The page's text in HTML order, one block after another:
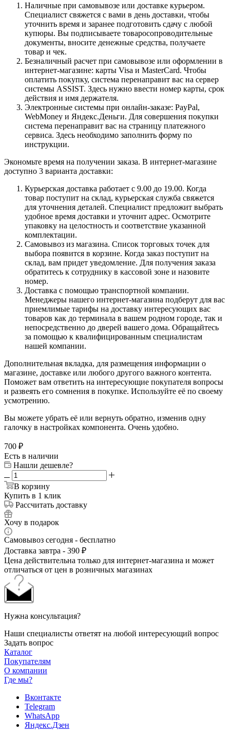
Наличные при самовывозе или доставке курьером.
Специалист свяжется с вами в день доставки, чтобы
уточнить время и заранее подготовить сдачу с любой
купюры. Вы подписываете товаросопроводительные
документы, вносите денежные средства, получаете
товар и чек.
Безналичный расчет при самовывозе или оформлении в
интернет-магазине: карты Visa и MasterCard. Чтобы
оплатить покупку, система перенаправит вас на сервер
системы ASSIST. Здесь нужно ввести номер карты, срок
действия и имя держателя.
Электронные системы при онлайн-заказе: PayPal,
WebMoney и Яндекс.Деньги. Для совершения покупки
система перенаправит вас на страницу платежного
сервиса. Здесь необходимо заполнить форму по
инструкции.
Экономьте время на получении заказа. В интернет-магазине
доступно 3 варианта доставки:
Курьерская доставка работает с 9.00 до 19.00. Когда
товар поступит на склад, курьерская служба свяжется
для уточнения деталей. Специалист предложит выбрать
удобное время доставки и уточнит адрес. Осмотрите
упаковку на целостность и соответствие указанной
комплектации.
Самовывоз из магазина. Список торговых точек для
выбора появится в корзине. Когда заказ поступит на
склад, вам придет уведомление. Для получения заказа
обратитесь к сотруднику в кассовой зоне и назовите
номер.
Доставка с помощью транспортной компании.
Менеджеры нашего интернет-магазина подберут для вас
приемлимые тарифы на доставку интересующих вас
товаров как до терминала в вашем родном городе, так и
непосредственно до дверей вашего дома. Обращайтесь
за помощью к квалифицированным специалистам
нашей компании.
Дополнительная вкладка, для размещения информации о
магазине, доставке или любого другого важного контента.
Поможет вам ответить на интересующие покупателя вопросы
и развеять его сомнения в покупке. Используйте её по своему
усмотрению.
Вы можете убрать её или вернуть обратно, изменив одну
галочку в настройках компонента. Очень удобно.
700 ₽
Есть в наличии
Нашли дешевле?
В корзину
Купить в 1 клик
Рассчитать доставку
Хочу в подарок
Самовывоз сегодня - бесплатно
Доставка завтра - 390 ₽
Цена действительна только для интернет-магазина и может
отличаться от цен в розничных магазинах
Нужна консультация?
Наши специалисты ответят на любой интересующий вопрос
Задать вопрос
Каталог
Покупателям
О компании
Где мы?
Вконтакте
Telegram
WhatsApp
Яндекс.Дзен